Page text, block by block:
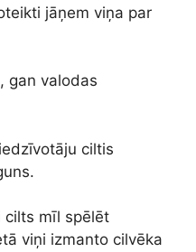
jāņem viņa par
gan valodas
ciltis
cilts mīl spēlēt
viņi izmanto cilvēka